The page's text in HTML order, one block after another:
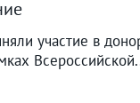
участие в